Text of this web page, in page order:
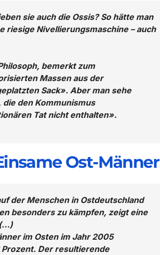
sie auch die Ossis? So hätte man
riesige Nivellierungsmaschine – auch
bemerkt zum
Massen aus der
Sack». Aber man sehe
den Kommunismus
Tat nicht enthalten».
Ost-Männer
der Menschen in Ostdeutschland
besonders zu kämpfen, zeigt eine
im Osten im Jahr 2005
Der resultierende